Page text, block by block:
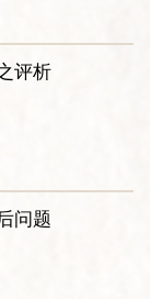
评析
问题